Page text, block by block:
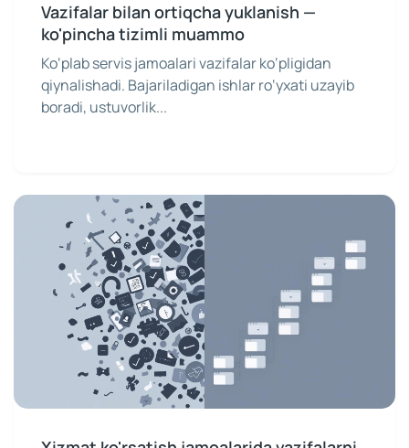
Vazifalar bilan ortiqcha yuklanish —
ko'pincha tizimli muammo
Ko‘plab servis jamoalari vazifalar ko‘pligidan
qiynalishadi. Bajariladigan ishlar ro‘yxati uzayib
boradi, ustuvorlik...